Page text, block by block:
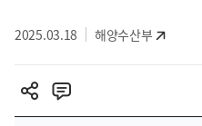
2025.03.18 해양수산부